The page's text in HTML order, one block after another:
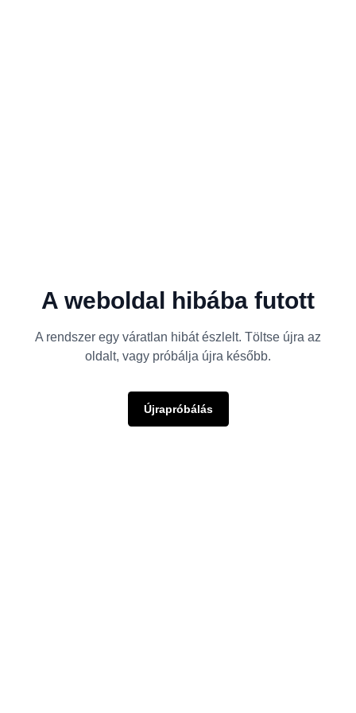
A weboldal hibába futott
A rendszer egy váratlan hibát észlelt. Töltse újra az
oldalt, vagy próbálja újra később.
Újrapróbálás